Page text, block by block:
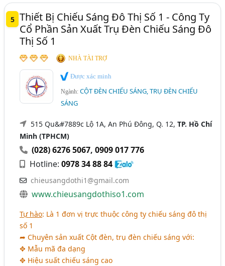
5 Thiết Bị Chiếu Sáng Đô Thị Số 1 - Công Ty
Cổ Phần Sản Xuất Trụ Đèn Chiếu Sáng Đô
Thị Số 1
NHÀ TÀI TRỢ
Được xác minh
Ngành:CỘT ĐÈN CHIẾU SÁNG, TRỤ ĐÈN CHIẾU
SÁNG
515 Qu&#7889c Lộ 1A, An Phú Đông, Q. 12,TP. Hồ Chí
Minh (TPHCM)
(028) 6276 5067,0909 017 776
Hotline:0978 34 88 84
chieusangdothi1@gmail.com
www.chieusangdothiso1.com
Tự hào: Là 1 đơn vị trực thuộc công ty chiếu sáng đô thị
số 1
➦ Chuyên sản xuất Cột đèn, trụ đèn chiếu sáng với:
✥ Mẫu mã đa dạng
✥ Hiệu suất chiếu sáng cao